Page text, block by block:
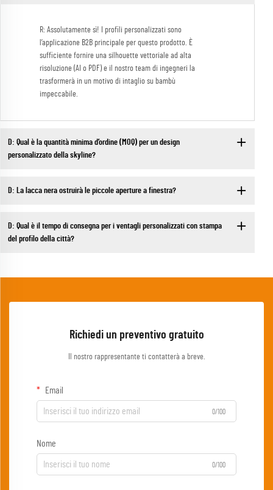
R: Assolutamente sì! I profili personalizzati sono
l’applicazione B2B principale per questo prodotto. È
sufficiente fornire una silhouette vettoriale ad alta
risoluzione (AI o PDF) e il nostro team di ingegneri la
trasformerà in un motivo di intaglio su bambù
impeccabile.
D: Qual è la quantità minima d’ordine (MOQ) per un design
personalizzato della skyline?
D: La lacca nera ostruirà le piccole aperture a finestra?
D: Qual è il tempo di consegna per i ventagli personalizzati con stampa
del profilo della città?
Richiedi un preventivo gratuito
Il nostro rappresentante ti contatterà a breve.
Email
0/100
Nome
0/100